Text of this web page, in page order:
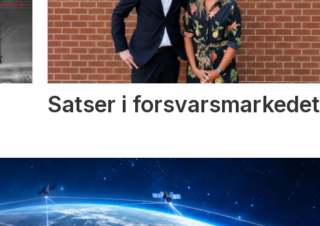
Satser i forsvarsmarkedet